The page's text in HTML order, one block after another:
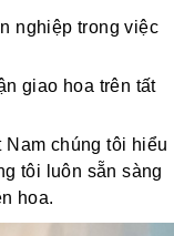
nghiệp trong việc
giao hoa trên tất
chúng tôi hiểu
tôi luôn sẵn sàng
hoa.